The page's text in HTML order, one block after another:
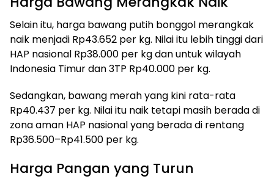
Selain itu, harga bawang putih bonggol merangkak
naik menjadi Rp43.652 per kg. Nilai itu lebih tinggi dari
HAP nasional Rp38.000 per kg dan untuk wilayah
Indonesia Timur dan 3TP Rp40.000 per kg.
Sedangkan, bawang merah yang kini rata-rata
Rp40.437 per kg. Nilai itu naik tetapi masih berada di
zona aman HAP nasional yang berada di rentang
Rp36.500–Rp41.500 per kg.
Harga Pangan yang Turun